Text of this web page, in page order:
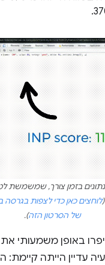
בזמן צורך, שמשמשת
לוחצים כאן כדי לצפות בגרסה
של הסרטון הזה).
עדיין הייתה קיימת: